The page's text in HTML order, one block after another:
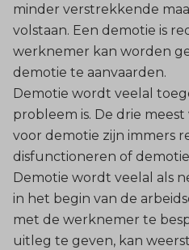
minder verstrekkende
volstaan. Een demotie is
werknemer kan worden
demotie te aanvaarden.
Demotie wordt veelal
probleem is. De drie
voor demotie zijn immers
disfunctioneren of
Demotie wordt veelal als
in het begin van de
met de werknemer te
uitleg te geven, kan